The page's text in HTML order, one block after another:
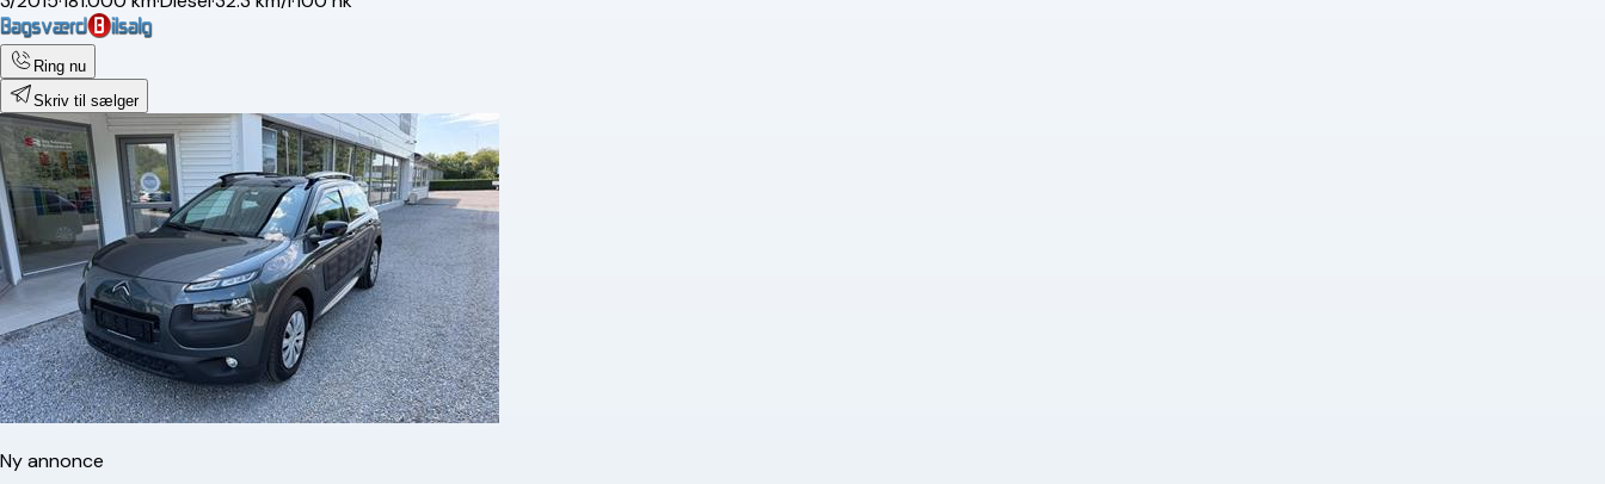
Ring nu
Skriv til sælger
Ny annonce